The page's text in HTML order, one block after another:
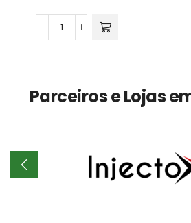
Ráfia
quantidade
Parceiros e Lojas